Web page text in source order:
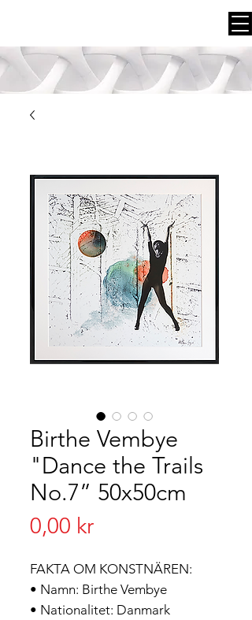
Birthe Vembye
"Dance the Trails
No.7” 50x50cm
0,00 krPris
FAKTA OM KONSTNÄREN:
• Namn: Birthe Vembye
• Nationalitet: Danmark